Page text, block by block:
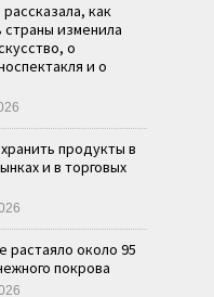
как
страны изменила
о
и о
продукты в
и в торговых
растаяло около 95
покрова